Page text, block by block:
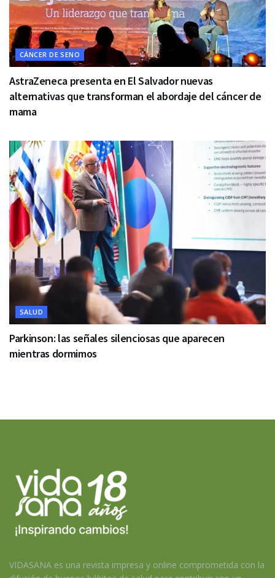
CÁNCER DE SENO
AstraZeneca presenta en El Salvador nuevas
alternativas que transforman el abordaje del cáncer de
mama
SALUD
Parkinson: las señales silenciosas que aparecen
mientras dormimos
VIDASANA es una revista impresa y online comprometida con la